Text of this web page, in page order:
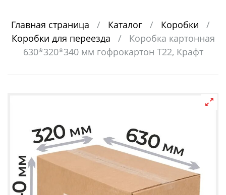
Главная страница / Каталог / Коробки
/
Коробки для переезда
/
Коробка картонная
630*320*340 мм гофрокартон Т22, Крафт